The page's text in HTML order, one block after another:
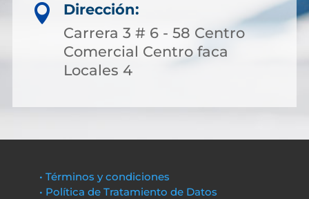

Dirección:
Carrera 3 # 6 - 58 Centro
Comercial Centro faca
Locales 4
• Términos y condiciones
• Política de Tratamiento de Datos